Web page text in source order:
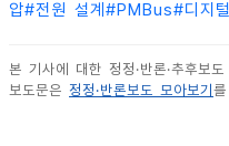
압#전원 설계 #PMBus#디지
본 기사에 대한 정정·반론·추후보도
보도문은 정정·반론보도 모아보기